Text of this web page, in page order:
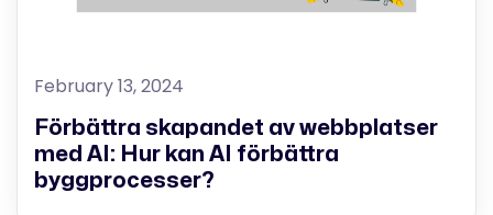
February 13, 2024
Förbättra skapandet av webbplatser
med AI: Hur kan AI förbättra
byggprocesser?